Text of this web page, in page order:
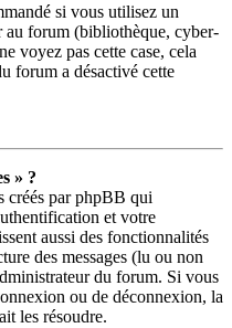
si vous utilisez un
au forum (bibliothèque, cyber-
voyez pas cette case, cela
forum a désactivé cette
» ?
créés par phpBB qui
et votre
aussi des fonctionnalités
des messages (lu ou non
du forum. Si vous
ou de déconnexion, la
les résoudre.